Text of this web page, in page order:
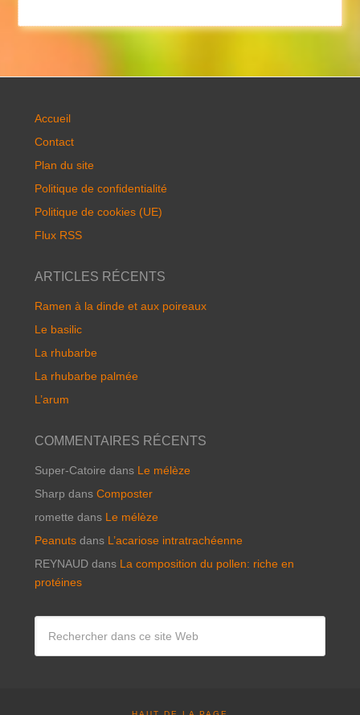
Accueil
Contact
Plan du site
Politique de confidentialité
Politique de cookies (UE)
Flux RSS
ARTICLES RÉCENTS
Ramen à la dinde et aux poireaux
Le basilic
La rhubarbe
La rhubarbe palmée
L’arum
COMMENTAIRES RÉCENTS
Super-Catoire dans Le mélèze
Sharp dans Composter
romette dans Le mélèze
Peanutsdans L’acariose intratrachéenne
REYNAUDdans La composition du pollen: riche en
protéines